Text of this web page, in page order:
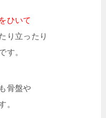
ひいて
り立ったり
す。
骨盤や
。